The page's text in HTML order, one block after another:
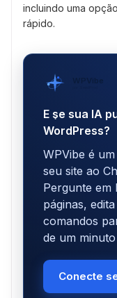
incluindo uma
rápido.
WPVibe
E se sua IA
WordPress?
WPVibe é
seu site ao
Pergunte em
páginas,
comandos
de um
Conecte